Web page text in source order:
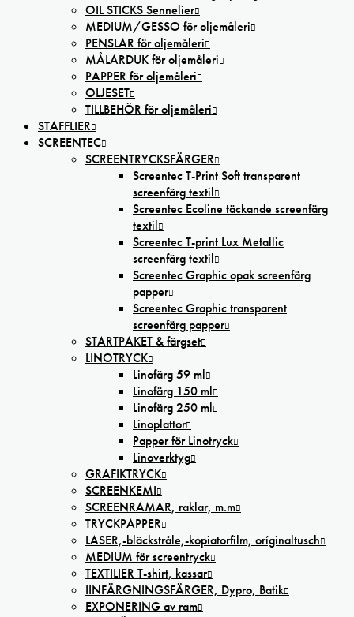
OIL STICKS Sennelier
MEDIUM/GESSO för oljemåleri
PENSLAR för oljemåleri
MÅLARDUK för oljemåleri
PAPPER för oljemåleri
OLJESET
TILLBEHÖR för oljemåleri
STAFFLIER
SCREENTEC
SCREENTRYCKSFÄRGER
Screentec T-Print Soft transparent
screenfärg textil
Screentec Ecoline täckande screenfärg
textil
Screentec T-print Lux Metallic
screenfärg textil
Screentec Graphic opak screenfärg
papper
Screentec Graphic transparent
screenfärg papper
STARTPAKET & färgset
LINOTRYCK
Linofärg 59 ml
Linofärg 150 ml
Linofärg 250 ml
Linoplattor
Papper för Linotryck
Linoverktyg
GRAFIKTRYCK
SCREENKEMI
SCREENRAMAR, raklar, m.m
TRYCKPAPPER
LASER,-bläckstråle,-kopiatorfilm, oríginaltusch
MEDIUM för screentryck
TEXTILIER T-shirt, kassar
IINFÄRGNINGSFÄRGER, Dypro, Batik
EXPONERING av ram